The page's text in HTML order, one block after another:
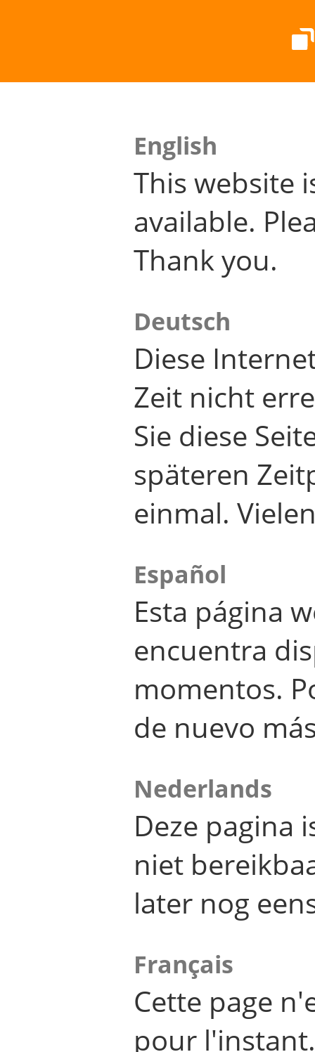
English
This website
available.
Thank you.
Deutsch
Diese
Zeit nicht
Sie diese
späteren
einmal.
Español
Esta página
encuentra
momentos.
de nuevo
Nederlands
Deze pagina
niet
later nog
Français
Cette page
pour